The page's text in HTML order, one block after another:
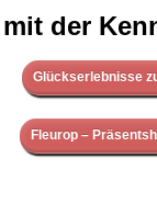
der
Glückserlebnisse
Fleurop –